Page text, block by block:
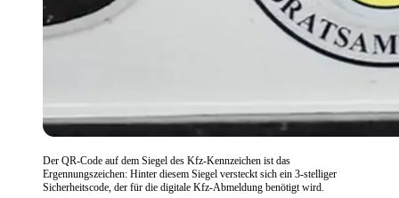
Der QR-Code auf dem Siegel des Kfz-Kennzeichen ist das
Ergennungszeichen: Hinter diesem Siegel versteckt sich ein 3-stelliger
Sicherheitscode, der für die digitale Kfz-Abmeldung benötigt wird.